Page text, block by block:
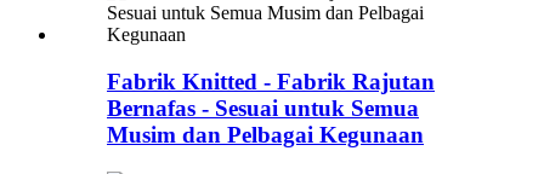
Fabrik Knitted - Fabrik Rajutan
Bernafas - Sesuai untuk Semua
Musim dan Pelbagai Kegunaan